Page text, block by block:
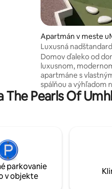
Apartmán v meste
Luxusná
jednotka s 1 spálňou
Domov ďaleko od
luxusnom,
apartmáne s
spálňou a výhľadom
Žiadne zaťaženie!!
ktorý napája celú
kúpeľňa a kuchynské
dispozícii. Zabezpečené tajné parkovanie
s 24-hodinovou
Pearls Of
parkovanie
v objekte